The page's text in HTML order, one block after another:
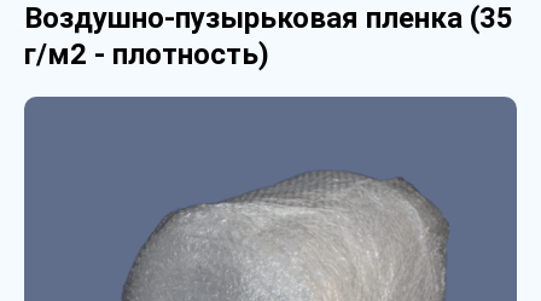
Воздушно-пузырьковая пленка (35
г/м2 - плотность)